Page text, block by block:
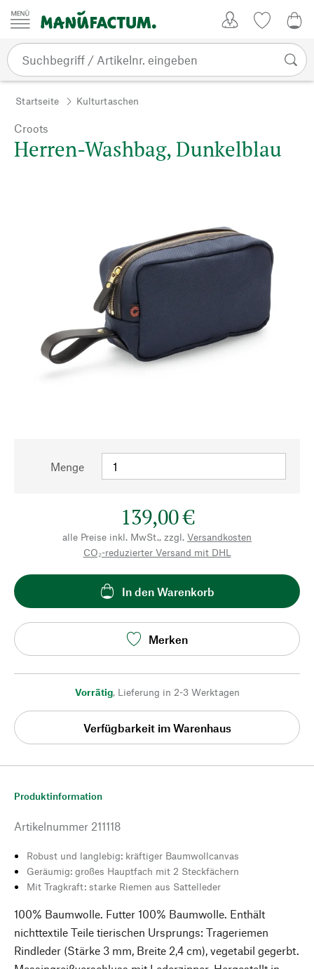
Zum Inhalt springen
Startseite Kulturtaschen
Croots
Herren-Washbag, Dunkelblau
Menge
139,00 €
alle Preise inkl. MwSt., zzgl. Versandkosten
CO₂-reduzierter Versand mit DHL
In den Warenkorb
Merken
Vorrätig, Lieferung in 2-3 Werktagen
Verfügbarkeit im Warenhaus
Produktinformation
Artikelnummer 211118
Robust und langlebig: kräftiger Baumwollcanvas
Geräumig: großes Hauptfach mit 2 Steckfächern
Mit Tragkraft: starke Riemen aus Sattelleder
100% Baumwolle. Futter 100% Baumwolle. Enthält
nichttextile Teile tierischen Ursprungs: Trageriemen
Rindleder (Stärke 3 mm, Breite 2,4 cm), vegetabil gegerbt.